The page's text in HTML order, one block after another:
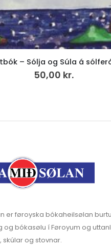
Byrta, LP
200,00kr. v.mvg
er føroyska bókaheilsølan
og bókasølu í Føroyum og
og stovnar.